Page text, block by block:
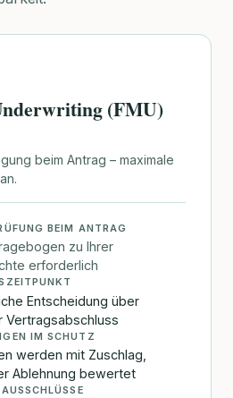
(FMU)
beim Antrag – maximale
BEIM ANTRAG
zu Ihrer
erforderlich
Entscheidung über
Vertragsabschluss
IM SCHUTZ
werden mit Zuschlag,
Ablehnung bewertet